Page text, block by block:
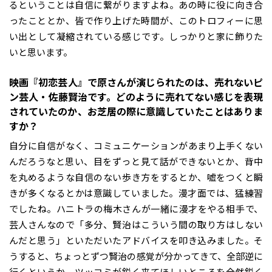
るということは自信に繋がりますよね。あの時に役に向き合
ったこととか、皆で作り上げた時間が、このトロフィーに思
い出として凝縮されている感じです。しっかりと家に飾りた
いと思います。
――映画『初恋芸人』で原さんが演じられたのは、売れないピ
ン芸人・佐藤賢治です。どのように売れてない感じを表現
されていたのか、お芝居の際に意識していたことはありま
すか？
自分に自信がなく、コミュニケーションがあまり上手くない
んだろうなと思い、目をずっと見て話ができないとか、背中
を丸めるような自信のない歩き方をするとか、嘘をつくと瞬
きが多くなるとかは意識していました。漫才面では、猛練習
でしたね。ハニトラの梅木さんが一緒に漫才をやる相手で、
芸人さんなので「多分、賢治はこういう間の取り方はしない
んだと思う」といただいたアドバイスを叩き込みました。そ
うすると、ちょっとずつ賢治の感覚が分かってきて、全部逆に